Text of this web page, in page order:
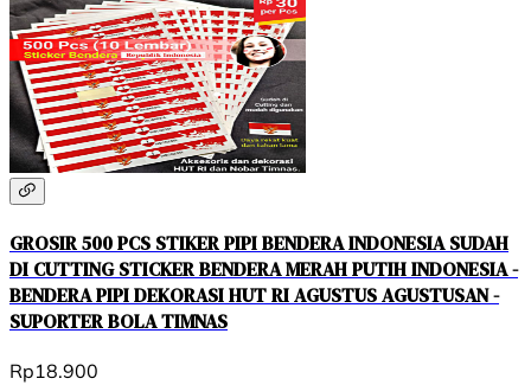
GROSIR 500 PCS STIKER PIPI BENDERA INDONESIA SUDAH
DI CUTTING STICKER BENDERA MERAH PUTIH INDONESIA -
BENDERA PIPI DEKORASI HUT RI AGUSTUS AGUSTUSAN -
SUPORTER BOLA TIMNAS
Rp18.900